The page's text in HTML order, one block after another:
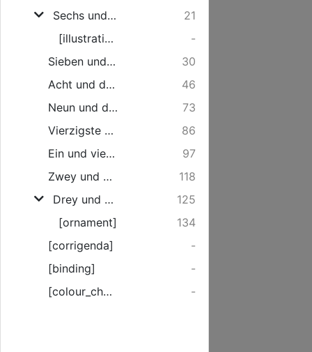
Sechs und dreyßigste Geschichte. Von einer, in der Gegend des Mittelfleisches, an einem neugebohrnen Kinde wahrgenommenen sackigen Geschwulst, worinnen wahrscheinlicher Weise ein Theil derer Gedaerme enthalten war.
21
[illustration]
-
Sieben und dreysigste Geschichte. Von einem fistuloesen Schaden an dem Gelencke des rechten Fußes.
30
Acht und dreyßigste Geschichte. Von einer Erschuetterung des Gehirns, und daher erfolgten Laehmung der untern Maxille, nebst voelliger Blindheit.
46
Neun und dreysigste Geschichte. Von einem, an der untern Lippe, vermittelst der Exstirpation,voellig geheilten Krebsschaden.
73
Vierzigste Geschichte. Von einer, durch eine Metastasin entstandenen, und in Vereyterung gegangenen Phlegmone, welche von einem empyrischen Wundarzte als ein durch Zauberey verursachter Schade angegeben worden ist.
86
Ein und vierzigste Geschichte. Von einem eingesperrten, und vermittelst der Operation voellig geheileten Bruch im Gemaechte.
97
Zwey und vierzigste Geschichte. Von einer Wunde am rechten Unterschenckel mit einer wahren Pulsadergeschwulst, da nach hefftig entstandenen Convulsionen, der Tod erfolgte.
118
Drey und Vierzigste Geschichte. Von eienr falschen Einbildung: bey einer an der rechten Hand empfangenen, auch bereits voellig geheilten Wunde eine Flaeche halb verwundet zu haben, und der dahero unternommenen Durchschneidung derselben.
125
[ornament]
134
[corrigenda]
-
[binding]
-
[colour_checker]
-